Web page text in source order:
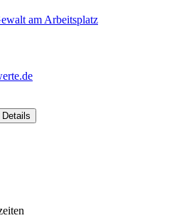
am Arbeitsplatz
Details